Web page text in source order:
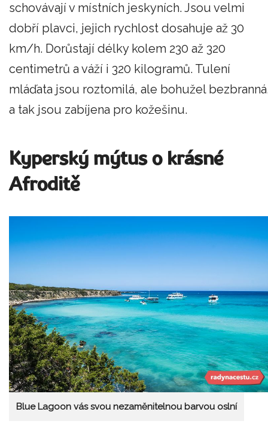
schovávají v místních jeskyních. Jsou velmi
dobří plavci, jejich rychlost dosahuje až 30
km/h. Dorůstají délky kolem 230 až 320
centimetrů a váží i 320 kilogramů. Tulení
mláďata jsou roztomilá, ale bohužel
a tak jsou zabíjena pro kožešinu.
Kyperský mýtus o krásné
Afroditě
Blue Lagoon vás svou nezaměnitelnou barvou oslní